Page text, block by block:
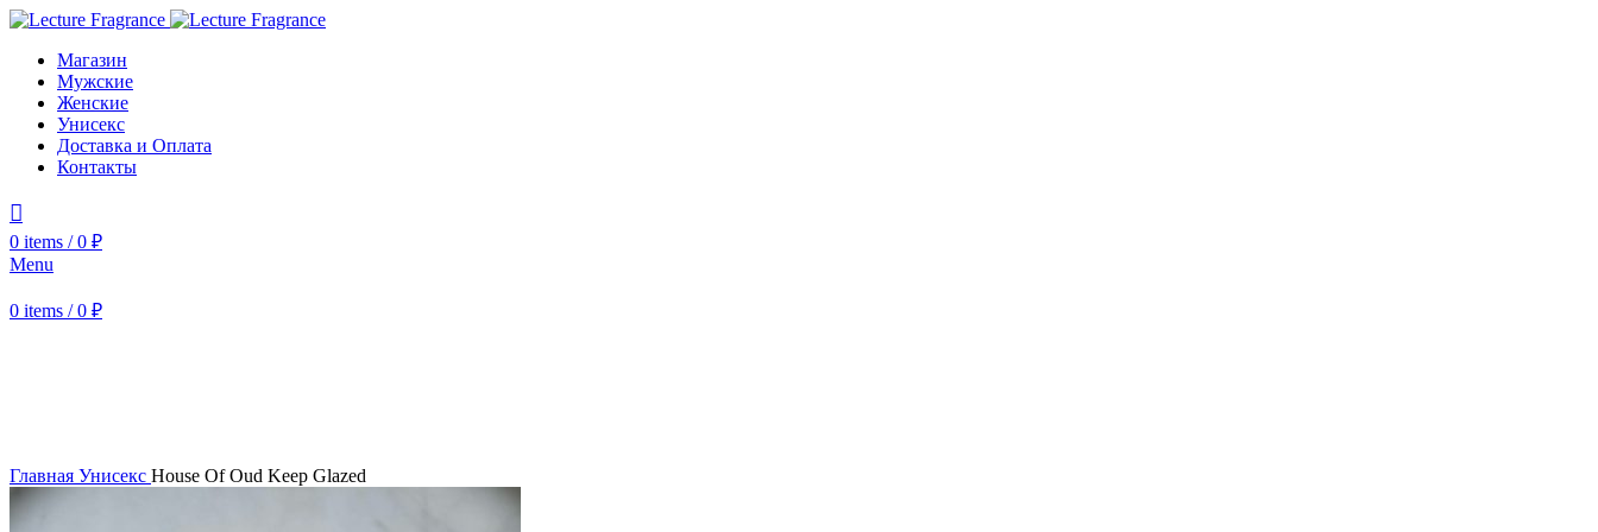
Магазин
Мужские
Женские
Унисекс
Доставка и Оплата
Контакты
0 items / 0 ₽
Menu
0 items / 0 ₽
Главная Унисекс House Of Oud Keep Glazed